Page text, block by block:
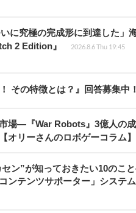
に究極の完成形に到達した」
2 Edition』
2026.8.6 Thu 19:45
その特徴とは？』回答募集中！
場―『War Robots』3億人の
オリーさんのロボゲーコラム】
ン”が知っておきたい10のこ
ンテンツサポーター」システム